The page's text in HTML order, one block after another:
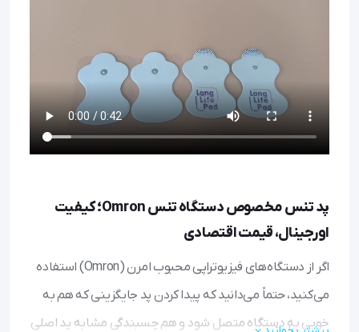
پد تنس مخصوص دستگاه تنس Omron؛ کیفیت
اورجینال، قیمت اقتصادی
اگر از دستگاه‌های فیزیوتراپی محبوب امرن (Omron) استفاده
می‌کنید، حتماً می‌دانید که پیدا کردن پد جایگزینی که هم به
خوبی به دستگاه متصل شود و هم چسبندگی مشابه پد اصلی